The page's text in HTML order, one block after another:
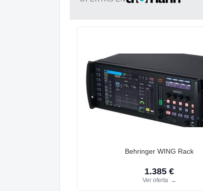
Behringer WING Rack
1.385 €
Ver oferta →